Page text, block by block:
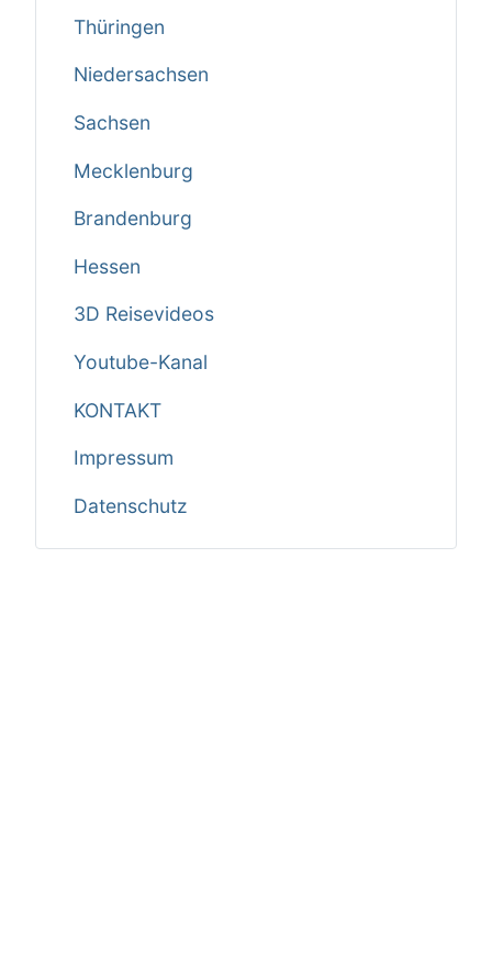
Thüringen
Niedersachsen
Sachsen
Mecklenburg
Brandenburg
Hessen
3D Reisevideos
Youtube-Kanal
KONTAKT
Impressum
Datenschutz